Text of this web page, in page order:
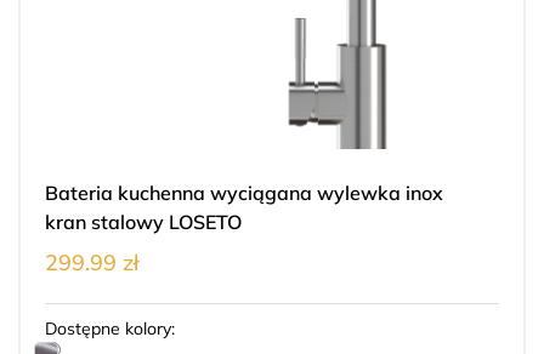
Bateria kuchenna wyciągana wylewka inox
kran stalowy LOSETO
299.99 zł
Dostępne kolory: